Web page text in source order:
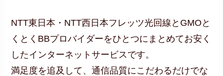
NTT東日本・NTT西日本フレッツ光回線とGMOと
くとくBBプロバイダーをひとつにまとめてお安く
したインターネットサービスです。
満足度を追及して、通信品質にこだわるだけでな